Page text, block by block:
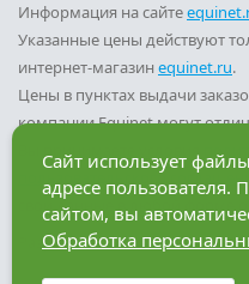
Информация на сайте
Указанные цены действуют
интернет-магазин equinet.ru.
Цены в пунктах выдачи
компании Equinet могут
Вы принимаете условия
пользовательского
свои данные в любой форме
Разработка сайта —
Сайт использует
адресе пользователя.
сайтом, вы
Обработка